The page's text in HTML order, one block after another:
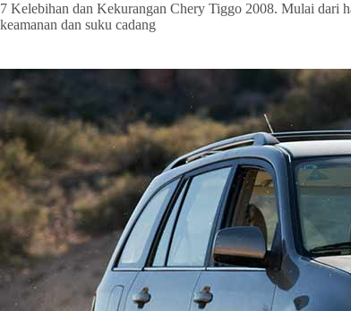
7 Kelebihan dan Kekurangan Chery Tiggo 2008. Mulai dari
keamanan dan suku cadang